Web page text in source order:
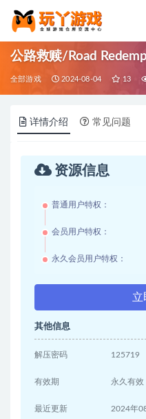
公路救赎/Road
全部游戏 2024-08-04 13
详情介绍 常见问题
资源信息
普通用户特权：
会员用户特权：
永久会员用户特权：
立
其他信息
解压密码 125719
有效期 永久有效
最近更新 2024年